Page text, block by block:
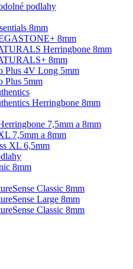
podlahy
8mm
8mm
Herringbone 8mm
8mm
Plus 4V Long 5mm
Plus 5mm
Herringbone 8mm
7,5mm a 8mm
7,5mm a 8mm
XL 6,5mm
8mm
Classic 8mm
Large 8mm
Classic 8mm